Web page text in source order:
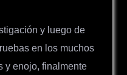
y luego de
en los muchos
y enojo, finalmente